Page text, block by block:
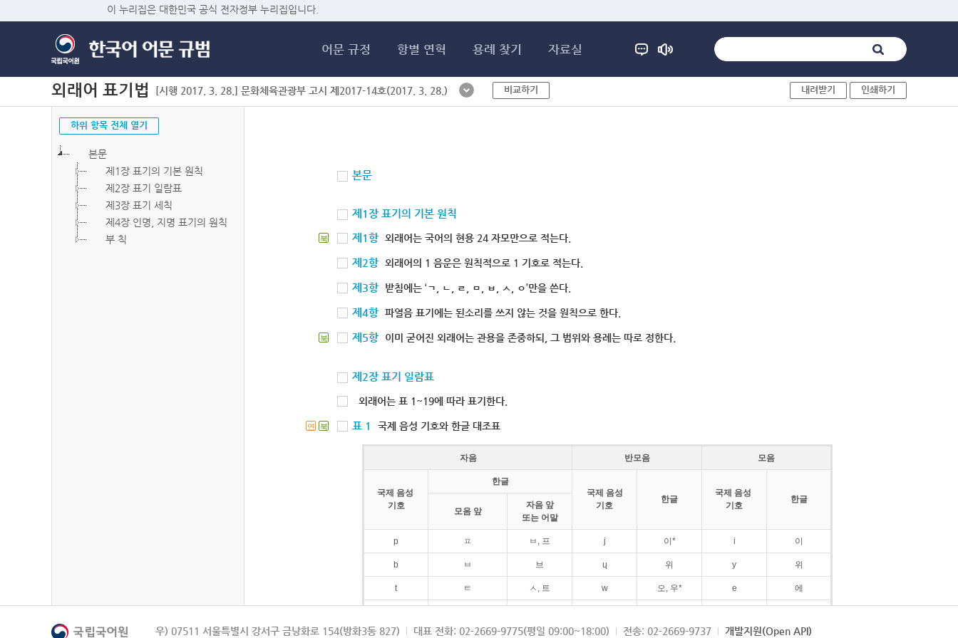
이 누리집은 대한민국 공식 전자정부 누리집입니다.
어문 규정 항별 연혁 용례 찾기 자료실
외래어 표기법 [시행 2017. 3. 28.] 문화체육관광부 고시 제2017-14호(2017. 3. 28.) 비교하기 내려받기 인쇄하기
하위 항목 전체 열기
본문
제1장 표기의 기본 원칙
제2장 표기 일람표
제3장 표기 세칙
제4장 인명, 지명 표기의 원칙
부 칙
본문
제1장 표기의 기본 원칙
북 제1항 외래어는 국어의 현용 24 자모만으로 적는다.
제2항 외래어의 1 음운은 원칙적으로 1 기호로 적는다.
제3항 받침에는 ‘ㄱ, ㄴ, ㄹ, ㅁ, ㅂ, ㅅ, ㅇ’만을 쓴다.
제4항 파열음 표기에는 된소리를 쓰지 않는 것을 원칙으로 한다.
북 제5항 이미 굳어진 외래어는 관용을 존중하되, 그 범위와 용례는 따로 정한다.
제2장 표기 일람표
외래어는 표 1~19에 따라 표기한다.
연 북 표 1 국제 음성 기호와 한글 대조표
자음 반모음 모음
국제 음성
기호
한글
국제 음성
기호
한글
국제 음성
기호
한글
모음 앞
자음 앞
또는 어말
p ㅍ ㅂ, 프 j 이* i 이
b ㅂ 브 ɥ 위 y 위
t ㅌ ㅅ, 트 w 오, 우* e 에
k ㅋ ㄱ, 크 ɛ 에
우) 07511 서울특별시 강서구 금낭화로 154(방화3동 827) 대표 전화: 02-2669-9775(평일 09:00~18:00) 전송: 02-2669-9737 개발지원(Open API)